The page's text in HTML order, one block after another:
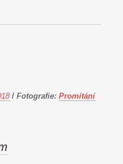
/ Fotografie: Promítání